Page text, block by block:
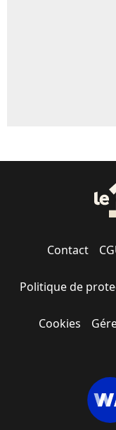
Contact
Politique de
Cookies